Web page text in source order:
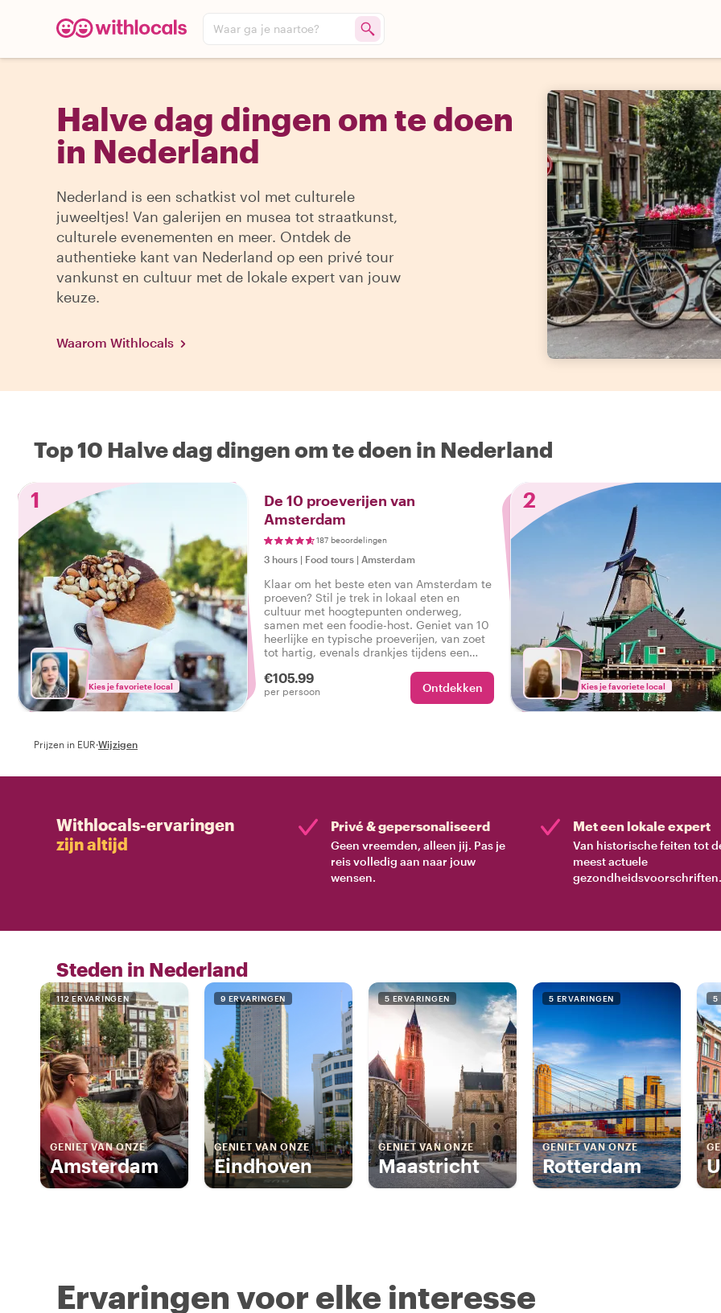
Waar ga je naartoe?
Halve dag dingen om te doen
in Nederland
Nederland is een schatkist vol met culturele
juweeltjes! Van galerijen en musea tot straatkunst,
culturele evenementen en meer. Ontdek de
authentieke kant van Nederland op een privé tour
vankunst en cultuur met de lokale expert van jouw
keuze.
Waarom Withlocals
Top 10 Halve dag dingen om te doen in Nederland
1
Kies je favoriete local
De 10 proeverijen van
Amsterdam
187 beoordelingen
3 hours | Food tours | Amsterdam
Klaar om het beste eten van Amsterdam te
proeven? Stil je trek in lokaal eten en
cultuur met hoogtepunten onderweg,
samen met een foodie-host. Geniet van 10
heerlijke en typische proeverijen, van zoet
tot hartig, evenals drankjes tijdens een
€105.99
per persoon Ontdekken
2
Kies je favoriete local
Prijzen in EUR·Wijzigen
Withlocals-ervaringen
zijn altijd
Privé & gepersonaliseerd
Geen vreemden, alleen jij. Pas je
reis volledig aan naar jouw
wensen.
Met een lokale expert
Van historische feiten tot
meest actuele
gezondheidsvoorschriften.
Steden in Nederland
112 ERVARINGEN
GENIET VAN ONZE
Amsterdam
9 ERVARINGEN
GENIET VAN ONZE
Eindhoven
5 ERVARINGEN
GENIET VAN ONZE
Maastricht
5 ERVARINGEN
GENIET VAN ONZE
Rotterdam
5
Ervaringen voor elke interesse